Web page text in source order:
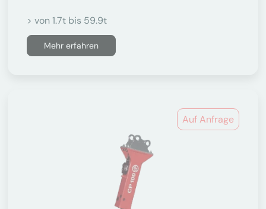
> von 1.7t bis 59.9t
Mehr erfahren
Auf Anfrage